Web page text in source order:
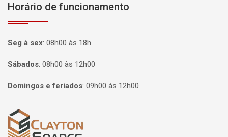
Horário de funcionamento
Seg à sex: 08h00 às 18h
Sábados: 08h00 às 12h00
Domingos e feriados: 09h00 às 12h00
Página inicial